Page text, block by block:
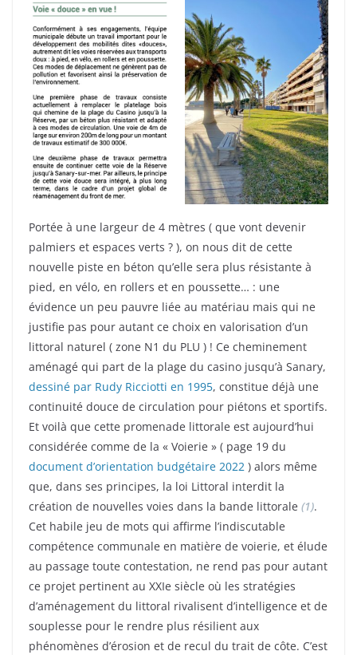
Portée à une largeur de 4 mètres ( que vont devenir
palmiers et espaces verts ? ), on nous dit de cette
nouvelle piste en béton qu’elle sera plus résistante à
pied, en vélo, en rollers et en poussette… : une
évidence un peu pauvre liée au matériau mais qui ne
justifie pas pour autant ce choix en valorisation d’un
littoral naturel ( zone N1 du PLU ) ! Ce cheminement
aménagé qui part de la plage du casino jusqu’à Sanary,
dessiné par Rudy Ricciotti en 1995, constitue déjà une
continuité douce de circulation pour piétons et sportifs.
Et voilà que cette promenade littorale est aujourd’hui
considérée comme de la « Voierie » ( page 19 du
document d’orientation budgétaire 2022 ) alors même
que, dans ses principes, la loi Littoral interdit la
création de nouvelles voies dans la bande littorale (1).
Cet habile jeu de mots qui affirme l’indiscutable
compétence communale en matière de voierie, et élude
au passage toute contestation, ne rend pas pour autant
ce projet pertinent au XXIe siècle où les stratégies
d’aménagement du littoral rivalisent d’intelligence et de
souplesse pour le rendre plus résilient aux
phénomènes d’érosion et de recul du trait de côte. C’est